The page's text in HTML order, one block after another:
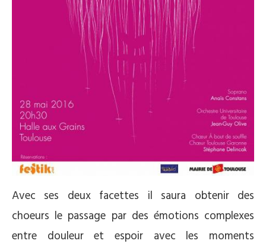
Avec ses deux facettes il saura obtenir des
choeurs le passage par des émotions complexes
entre douleur et espoir avec les moments